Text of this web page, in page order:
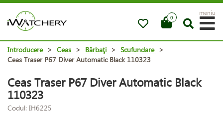
0
meniu
Introducere > Ceas > Bărbaţi > Scufundare >
Ceas Traser P67 Diver Automatic Black 110323
Ceas Traser P67 Diver Automatic Black
110323
Codul: IH6225